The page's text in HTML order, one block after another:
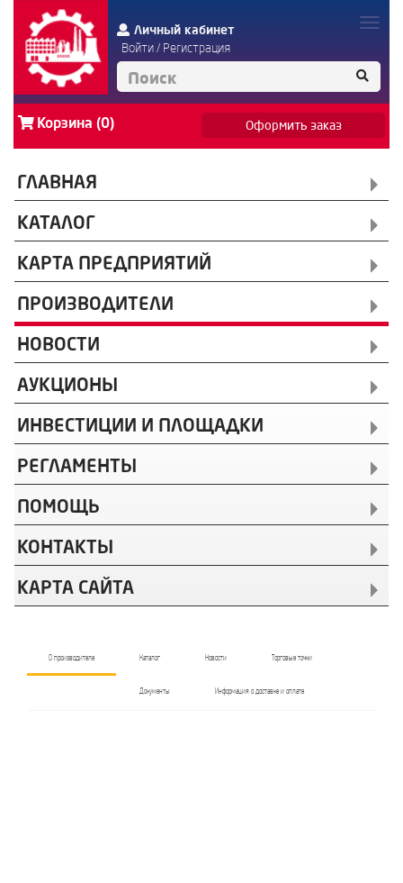
Личный кабинет
Войти/ Регистрация
Корзина (0) Оформить заказ
ГЛАВНАЯ
КАТАЛОГ
КАРТА ПРЕДПРИЯТИЙ
ПРОИЗВОДИТЕЛИ
НОВОСТИ
АУКЦИОНЫ
ИНВЕСТИЦИИ И ПЛОЩАДКИ
РЕГЛАМЕНТЫ
ПОМОЩЬ
КОНТАКТЫ
КАРТА САЙТА
О производителе Каталог Новости Торговые точки
Документы Информация о доставке и оплате